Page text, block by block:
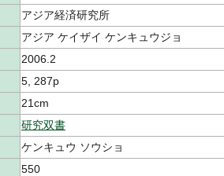
アジア経済研究所
アジア ケイザイ ケンキュウジョ
2006.2
5, 287p
21cm
研究双書
ケンキュウ ソウショ
550